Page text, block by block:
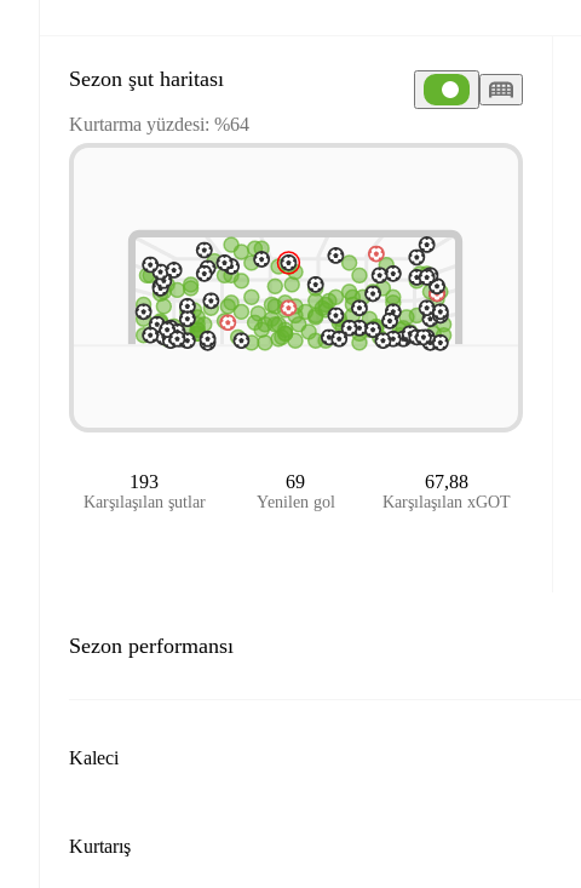
Sezon şut haritası
Kurtarma yüzdesi: %64
193
Karşılaşılan şutlar
69
Yenilen gol
67,88
Karşılaşılan xGOT
Sezon performansı
Kaleci
Kurtarış